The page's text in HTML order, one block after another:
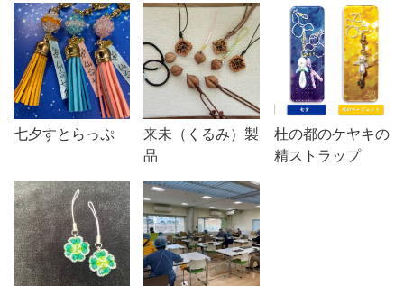
七夕すとらっぷ
来未（くるみ）製
品
杜の都のケヤキの
精ストラップ